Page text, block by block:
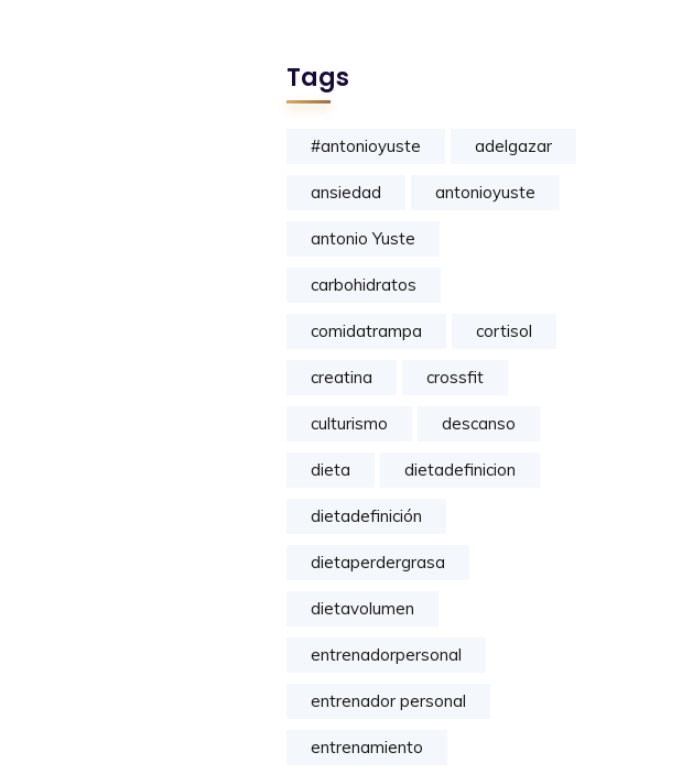
Tags
#antonioyuste adelgazar
ansiedad antonioyuste
antonio Yuste
carbohidratos
comidatrampa cortisol
creatina crossfit
culturismo descanso
dieta dietadefinicion
dietadefinición
dietaperdergrasa
dietavolumen
entrenadorpersonal
entrenador personal
entrenamiento